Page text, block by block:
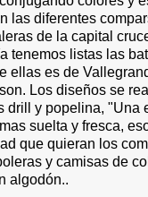
las diferentes
de la capital
tenemos listas las
ellas es de
Los diseños se
drill y popelina, "Una
suelta y fresca,
que quieran los
y camisas de
algodón..